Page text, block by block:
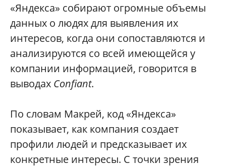
«Яндекса» собирают огромные объемы
данных о людях для выявления их
интересов, когда они сопоставляются и
анализируются со всей имеющейся у
компании информацией, говорится в
выводах Confiant.
По словам Макрей, код «Яндекса»
показывает, как компания создает
профили людей и предсказывает их
конкретные интересы. С точки зрения